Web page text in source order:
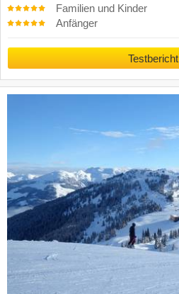
Familien und Kinder
Anfänger
Testbericht